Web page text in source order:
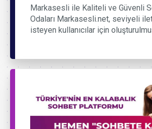
Markasesli ile Kaliteli ve Güvenli
Odaları Markasesli.net, seviyeli
isteyen kullanıcılar için